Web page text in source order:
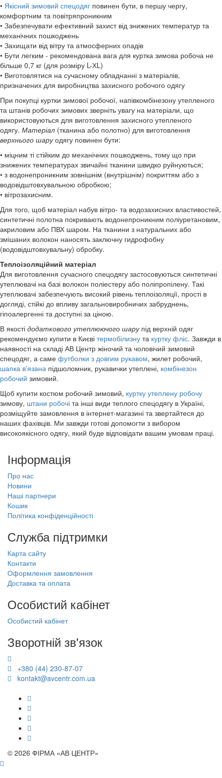
• Якісний зимовий спецодяг повинен бути, в першу чергу,
комфортним та повітряпроникним
• Забезпечувати ефективний захист від знижених температур та
механічних пошкоджень
• Захищати від вітру та атмосферних опадів
• Бути легким - рекомендована вага для куртка зимова робоча не
більше 0,7 кг (для розміру L-ХL)
• Виготовлятися на сучасному обладнанні з матеріалів,
призначених для виробництва захисного робочого одягу
При покупці куртки зимової робочої, напівкомбінезону утепленого
та штанів робочих зимових зверніть увагу на матеріали, що
використовуються для виготовлення захисного утепленого
одягу. Матеріал (тканина або полотно) для виготовлення
верхнього шаруодягу повинен бути:
• міцним ті стійким до механічних пошкоджень, тому що при
знижених температурах звичайні тканини швидко руйнуються;
• з водонепроникним зовнішнім (внутрішнім) покриттям або з
водовідштовхувальною обробкою;
• вітрозахисним.
Для того, щоб матеріал набув вітро- та водозахисних властивостей,
синтетичні полотна покривають водонепроникним поліуретановим,
акриловим або ПВХ шаром. На тканини з натуральних або
змішаних волокон наносять заключну гидрофобну
(водовідштовхувальну) обробку.
Теплоізоляційний матеріал
Для виготовлення сучасного спецодягу застосовуються синтетичні
утеплювачі на базі волокон поліестеру або поліпропілену. Такі
утеплювачі забезпечують високий рівень теплоізоляції, прості в
догляді, стійкі до впливу загальновиробничих забруднень,
гіпоалергенні та доступні за ціною.
В якості додаткового утеплюючого шарупід верхній одяг
рекомендуємо купити в Києві термобілизну та куртку фліс. Завжди в
наявності на складі АВ Центр жіночий та чоловічий зимовий
спецодяг, а саме футболки з довгим рукавом, жилет робочий,
шапка в'язана підшоломник, рукавички утеплені, комбінезон
робочий зимовий.
Щоб купити костюм робочий зимовий, куртку утеплену робочу
зимову, штани робочі та інші види теплого спецодягу в Україні,
розміщуйте замовлення в інтернет-магазині та звертайтеся до
наших фахівців. Ми завжди готові допомогти з вибором
високоякісного одягу, який буде відповідати вашим умовам праці.
Інформація
Про нас
Новини
Наші партнери
Кошик
Політика конфіденційності
Служба підтримки
Карта сайту
Контакти
Оформлення замовлення
Доставка та оплата
Особистий кабінет
Особистий кабінет
Зворотній зв'язок
+380 (44) 230-87-07
kontakt@avcentr.com.ua
© 2026 ФІРМА «АВ ЦЕНТР»